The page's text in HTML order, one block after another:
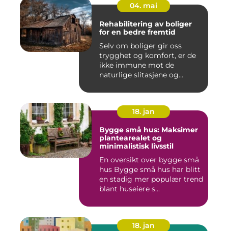
04. mai
Rehabilitering av boliger
for en bedre fremtid
Selv om boliger gir oss
trygghet og komfort, er de
ikke immune mot de
naturlige slitasjene og
18. jan
Bygge små hus: Maksimer
plantearealet og
minimalistisk livsstil
En oversikt over bygge små
hus Bygge små hus har blitt
en stadig mer populær trend
blant huseiere s...
18. jan